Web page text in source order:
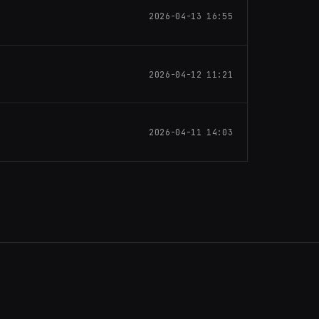
2026-04-13 16:55
2026-04-12 11:21
2026-04-11 14:03